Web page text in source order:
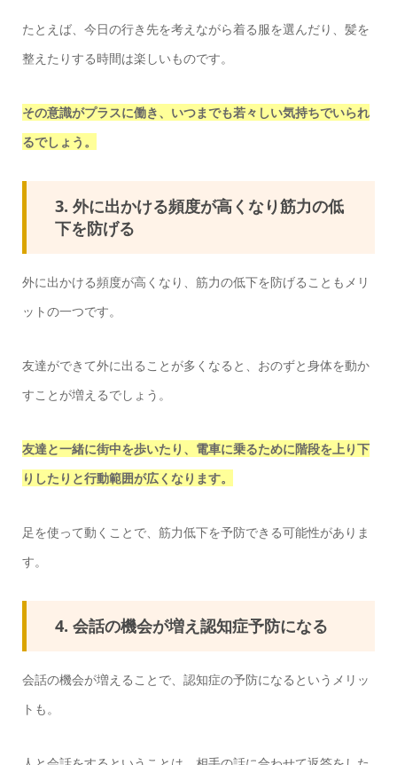
たとえば、今日の行き先を考えながら着る服を選んだり、髪を
整えたりする時間は楽しいものです。
その意識がプラスに働き、いつまでも若々しい気持ちでいられ
るでしょう。
3. 外に出かける頻度が高くなり筋力の低
下を防げる
外に出かける頻度が高くなり、筋力の低下を防げることもメリ
ットの一つです。
友達ができて外に出ることが多くなると、おのずと身体を動か
すことが増えるでしょう。
友達と一緒に街中を歩いたり、電車に乗るために階段を上り下
りしたりと行動範囲が広くなります。
足を使って動くことで、筋力低下を予防できる可能性がありま
す。
4. 会話の機会が増え認知症予防になる
会話の機会が増えることで、認知症の予防になるというメリッ
トも。